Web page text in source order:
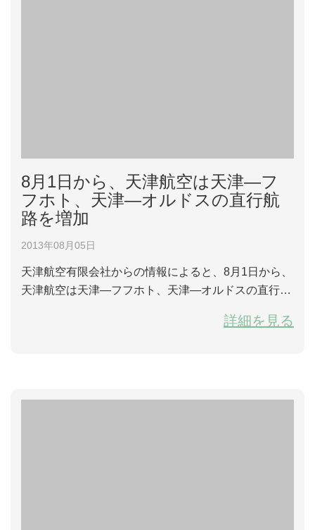
8月1日から、天津航空は天津―フ
フホト、天津―オルドスの直行航
路を増加
2013年08月05日
天津航空有限会社からの情報によると、8月1日から、
天津航空は天津―フフホト、天津―オルドスの直行航
フホト発、10:00に天津到着。便名GS6418は10:50に
詳細を見る